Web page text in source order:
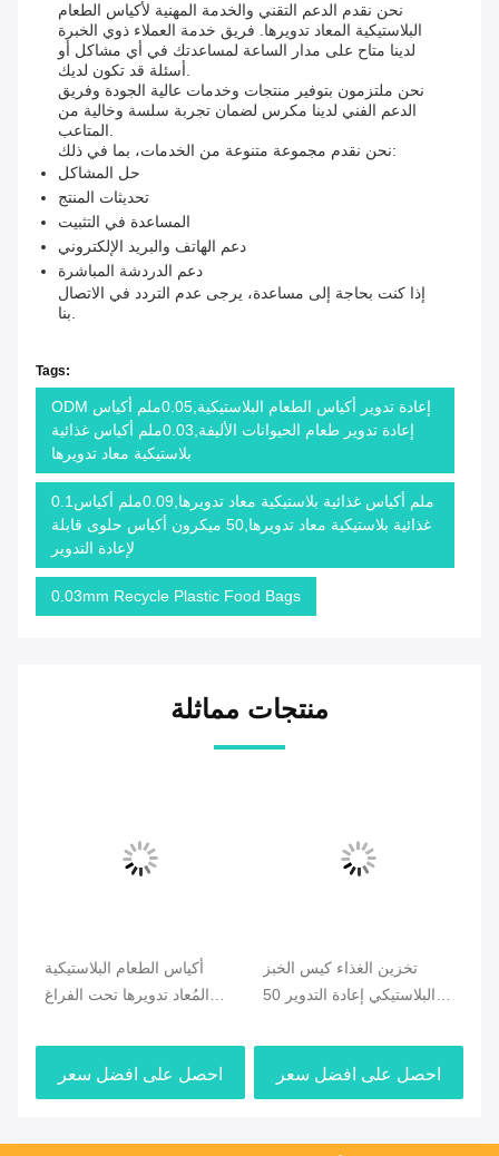
نحن نقدم الدعم التقني والخدمة المهنية لأكياس الطعام
البلاستيكية المعاد تدويرها. فريق خدمة العملاء ذوي الخبرة
لدينا متاح على مدار الساعة لمساعدتك في أي مشاكل أو
أسئلة قد تكون لديك.
نحن ملتزمون بتوفير منتجات وخدمات عالية الجودة وفريق
الدعم الفني لدينا مكرس لضمان تجربة سلسة وخالية من
المتاعب.
نحن نقدم مجموعة متنوعة من الخدمات، بما في ذلك:
حل المشاكل
تحديثات المنتج
المساعدة في التثبيت
دعم الهاتف والبريد الإلكتروني
دعم الدردشة المباشرة
إذا كنت بحاجة إلى مساعدة، يرجى عدم التردد في الاتصال
بنا.
Tags:
ODM إعادة تدوير أكياس الطعام البلاستيكية,0.05ملم أكياس
إعادة تدوير طعام الحيوانات الأليفة,0.03ملم أكياس غذائية
بلاستيكية معاد تدويرها
0.1ملم أكياس غذائية بلاستيكية معاد تدويرها,0.09ملم أكياس
غذائية بلاستيكية معاد تدويرها,50 ميكرون أكياس حلوى قابلة
لإعادة التدوير
0.03mm Recycle Plastic Food Bags
منتجات مماثلة
أكياس الطعام البلاستيكية
المُعاد تدويرها تحت الفراغ
احصل على افضل سعر
تخزين الغذاء كيس الخبز
البلاستيكي إعادة التدوير 50
احصل على افضل سعر